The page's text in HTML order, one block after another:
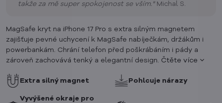
takže za mě super spokojenost se vším. "Michal S.
MagSafe kryt na iPhone 17 Pro s extra silným magnetem
zajišťuje pevné uchycení k MagSafe nabíječkám, držákům i
powerbankám. Chrání telefon před poškrábáním i pády a
zároveň zachovává tenký a elegantní design. Čtěte více
Extra silný magnet Pohlcuje nárazy
Vyvýšené okraje pro